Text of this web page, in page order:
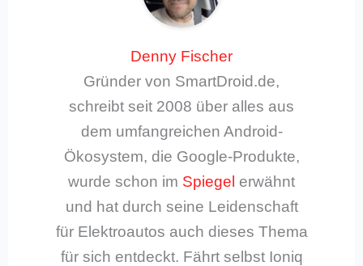
Denny Fischer
Gründer von SmartDroid.de,
schreibt seit 2008 über alles aus
dem umfangreichen Android-
Ökosystem, die Google-Produkte,
wurde schon im Spiegel erwähnt
und hat durch seine Leidenschaft
für Elektroautos auch dieses Thema
für sich entdeckt. Fährt selbst Ioniq